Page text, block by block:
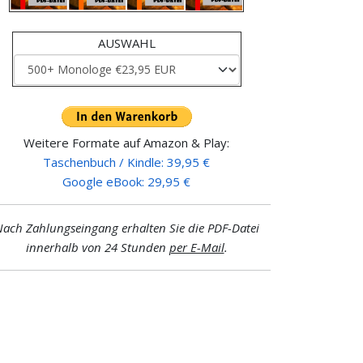
AUSWAHL
Weitere Formate auf Amazon & Play:
Taschenbuch / Kindle: 39,95 €
Google eBook: 29,95 €
Zahlungseingang erhalten Sie die PDF-Datei
innerhalb von 24 Stunden per E-Mail.